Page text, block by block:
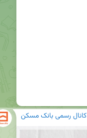
کانال رسمی بانک مسکن